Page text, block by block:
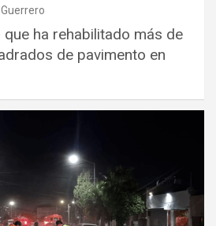
Guerrero
que ha rehabilitado más de
de pavimento en